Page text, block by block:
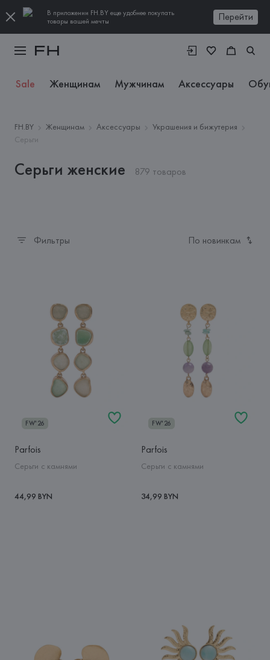
В приложении FH.BY еще удобнее покупать
товары вашей мечты
Перейти
Sale Женщинам Мужчинам Аксессуары
FH.BY Женщинам Аксессуары
Украшения и бижутерия
Серьги
Серьги женские 879 товаров
Фильтры По новинкам
FW'26
Parfois
Серьги с камнями
44,99 BYN
FW'26
Parfois
Серьги с камнями
34,99 BYN